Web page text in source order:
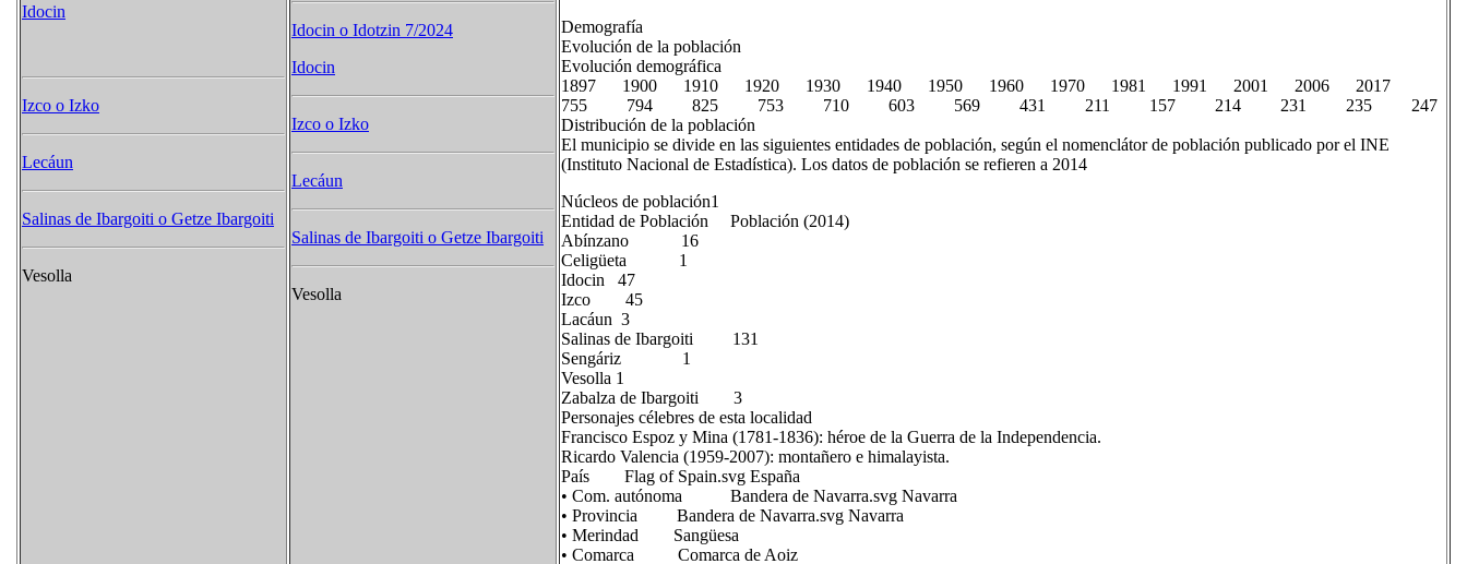
Idocin
Izco o Izko
Lecáun
Salinas de Ibargoiti o Getze Ibargoiti
Vesolla
Idocin o Idotzin 7/2024
Idocin
Izco o Izko
Lecáun
Salinas de Ibargoiti o Getze Ibargoiti
Vesolla
Demografía
Evolución de la población
Evolución demográfica
1897 1900 1910 1920 1930 1940 1950 1960 1970 1981 1991 2001 2006 2017
755 794 825 753 710 603 569 431 211 157 214 231 235 247
Distribución de la población
El municipio se divide en las siguientes entidades de población, según el nomenclátor de población publicado por el INE
(Instituto Nacional de Estadística). Los datos de población se refieren a 2014
Núcleos de población1​
Entidad de Población Población (2014)
Abínzano 16
Celigüeta 1
Idocin 47
Izco 45
Lacáun 3
Salinas de Ibargoiti 131
Sengáriz 1
Vesolla 1
Zabalza de Ibargoiti 3
Personajes célebres de esta localidad
Francisco Espoz y Mina (1781-1836): héroe de la Guerra de la Independencia.
Ricardo Valencia (1959-2007): montañero e himalayista.
País Flag of Spain.svg España
• Com. autónoma Bandera de Navarra.svg Navarra
• Provincia Bandera de Navarra.svg Navarra
• Merindad Sangüesa
• Comarca Comarca de Aoiz